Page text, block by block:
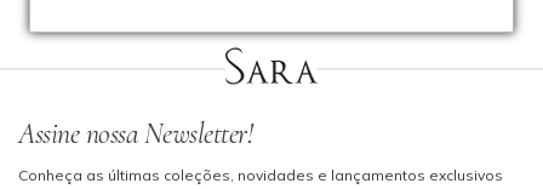
Assine nossa Newsletter!
Conheça as últimas coleções, novidades e lançamentos exclusivos